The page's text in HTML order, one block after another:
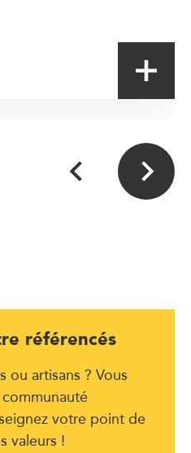
référencés
ou artisans ? Vous
votre point de
valeurs !